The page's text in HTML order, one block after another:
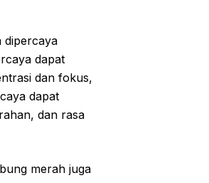
dipercaya
dapat
dan fokus,
dapat
dan rasa
merah juga